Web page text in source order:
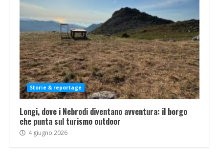
Storie & reportage
Longi, dove i Nebrodi diventano avventura: il borgo
che punta sul turismo outdoor
4 giugno 2026